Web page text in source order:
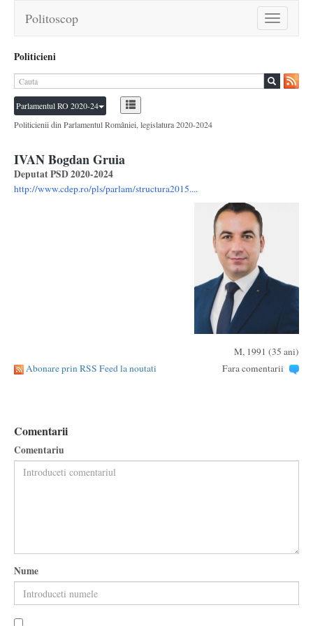
Toggle
navigation
Politoscop
Politicieni
Parlamentul RO 2020-24
Politicienii din Parlamentul României, legislatura 2020-2024
IVAN Bogdan Gruia
Deputat PSD 2020-2024
http://www.cdep.ro/pls/parlam/structura2015....
M, 1991 (35 ani)
Abonare prin RSS Feed la noutati
Fara comentarii
Comentarii
Comentariu
Nume